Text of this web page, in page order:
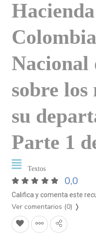
Nacional
sobre los
su
Parte 1
Textos
0,0
Califica y comenta este
Ver comentarios (0) ❭